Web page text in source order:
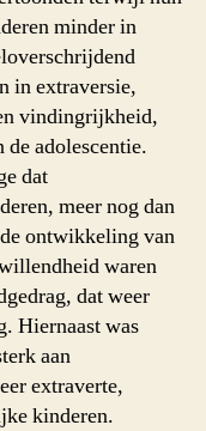
minder in
in extraversie,
vindingrijkheid,
adolescentie.
dat
meer nog dan
ontwikkeling van
waren
dat weer
Hiernaast was
aan
extraverte,
kinderen.